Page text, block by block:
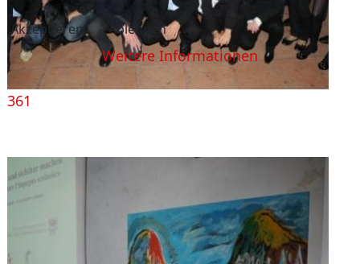
361
Akzeptieren Ablehnen
Weitere Informationen